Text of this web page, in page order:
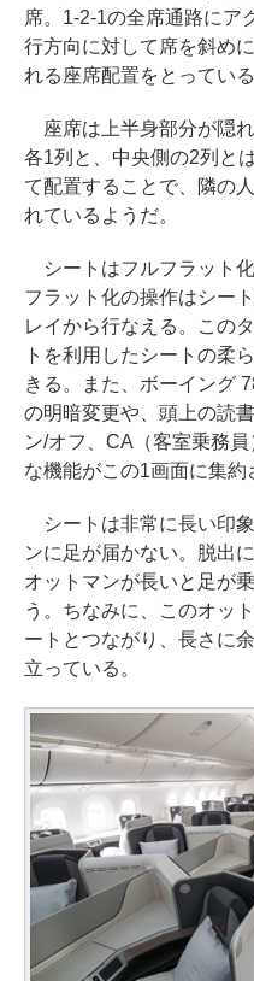
席。1-2-1の全席通路にア
行方向に対して席を斜め
れる座席配置をとっている
座席は上半身部分が隠
各1列と、中央側の2列と
て配置することで、隣の
れているようだ。
シートはフルフラット
フラット化の操作はシー
レイから行なえる。この
トを利用したシートの柔
きる。また、ボーイング
の明暗変更や、頭上の読
ン/オフ、CA（客室乗務
な機能がこの1画面に集約
シートは非常に長い印
ンに足が届かない。脱出
オットマンが長いと足が
う。ちなみに、このオッ
ートとつながり、長さに
立っている。